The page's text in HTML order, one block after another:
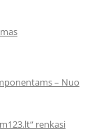
– Nuo
renkasi